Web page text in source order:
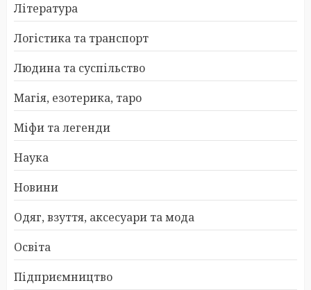
Література
Логістика та транспорт
Людина та суспільство
Магія, езотерика, таро
Міфи та легенди
Наука
Новини
Одяг, взуття, аксесуари та мода
Освіта
Підприємництво